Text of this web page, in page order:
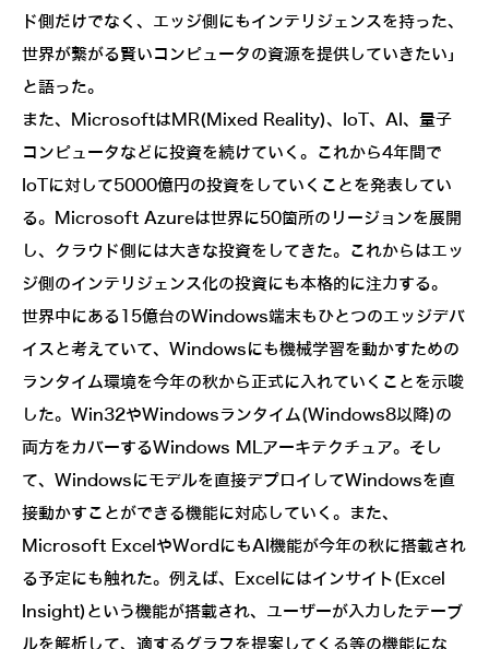
ド側だけでなく、エッジ側にもインテリジェンスを持った、
世界が繋がる賢いコンピュータの資源を提供していきたい」
と語った。
また、MicrosoftはMR(Mixed Reality)、IoT、AI、量子
コンピュータなどに投資を続けていく。これから4年間で
IoTに対して5000億円の投資をしていくことを発表してい
る。Microsoft Azureは世界に50箇所のリージョンを展開
し、クラウド側には大きな投資をしてきた。これからはエッ
ジ側のインテリジェンス化の投資にも本格的に注力する。
世界中にある15億台のWindows端末もひとつのエッジデバ
イスと考えていて、Windowsにも機械学習を動かすための
ランタイム環境を今年の秋から正式に入れていくことを示唆
した。Win32やWindowsランタイム(Windows8以降)の
両方をカバーするWindows MLアーキテクチュア。そし
て、Windowsにモデルを直接デプロイしてWindowsを直
接動かすことができる機能に対応していく。また、
Microsoft ExcelやWordにもAI機能が今年の秋に搭載され
る予定にも触れた。例えば、Excelにはインサイト(Excel
Insight)という機能が搭載され、ユーザーが入力したテーブ
ルを解析して、適するグラフを提案してくる等の機能にな